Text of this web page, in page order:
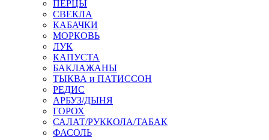
ПЕРЦЫ
СВЕКЛА
КАБАЧКИ
МОРКОВЬ
ЛУК
КАПУСТА
БАКЛАЖАНЫ
ТЫКВА и ПАТИССОН
РЕДИС
АРБУЗ/ДЫНЯ
ГОРОХ
САЛАТ/РУККОЛА/ТАБАК
ФАСОЛЬ